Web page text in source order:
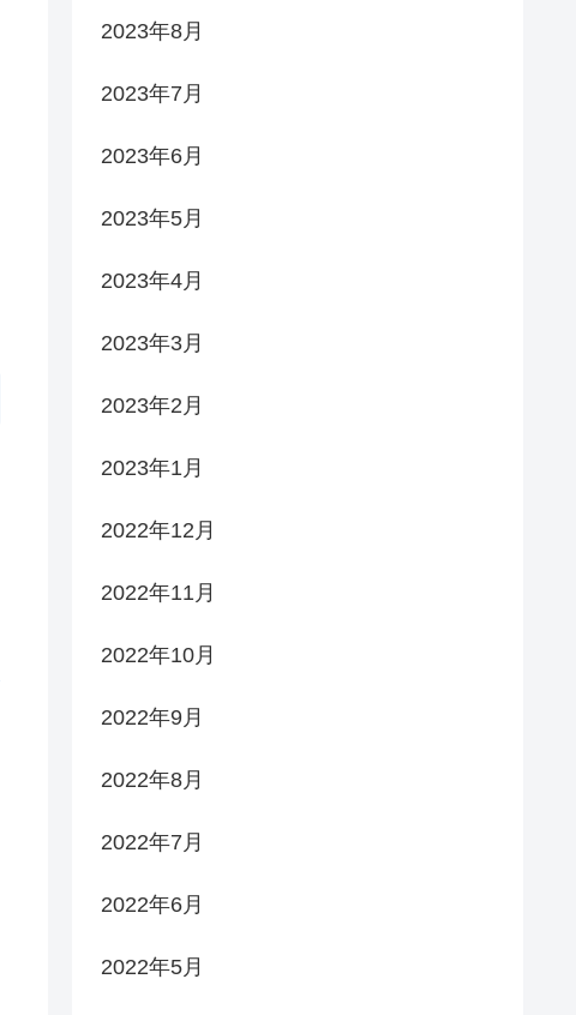
2023年8月
2023年7月
2023年6月
2023年5月
2023年4月
2023年3月
2023年2月
2023年1月
2022年12月
2022年11月
2022年10月
2022年9月
2022年8月
2022年7月
2022年6月
2022年5月